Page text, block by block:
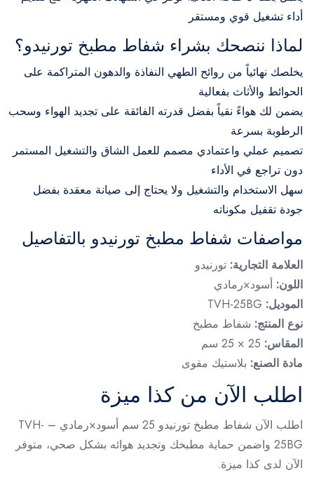
أداء تشغيل قوي ومستقر
لماذا ننصحك بشراء شفاط مطبخ تورنيدو؟
يخلصك نهائياً من روائح الطهي النفاذة والدهون المتراكمة على
الحوائط والأثاث بفعالية
يضمن لك هواءً نقياً بفضل قدرته الفائقة على تجديد الهواء وسحب
الرطوبة بسرعة
تصميم عملي واعتمادي مصمم للعمل الشاق والتشغيل المستمر
دون تراجع في الأداء
سهل الاستخدام والتشغيل ولا يحتاج إلى صيانة معقدة بفضل
جودة تقفيل مكوناته
مواصفات شفاط مطبخ تورنيدو بالتفاصيل
العلامة التجارية: تورنيدو
اللون: أسود×رمادي
الموديل:
نوع المنتج: شفاط مطبخ
المقاس:
مادة الصنع: بلاستيك مقوى
اطلب الآن من كذا ميزة
اطلب الآن شفاط مطبخ تورنيدو 25 سم أسود×رمادي – TVH-
25BG واضمن حماية مطبخك وتجديد هوائه بشكل صحي، متوفر
الآن لدى كذا ميزة.